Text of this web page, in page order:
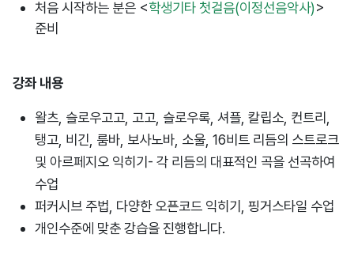
처음 시작하는 분은 <학생기타 첫걸음(이정선음악사)>
준비
강좌 내용
왈츠, 슬로우고고, 고고, 슬로우록, 셔플, 칼립소, 컨트리,
탱고, 비긴, 룸바, 보사노바, 소울, 16비트 리듬의 스트로크
및 아르페지오 익히기- 각 리듬의 대표적인 곡을 선곡하여
수업
퍼커시브 주법, 다양한 오픈코드 익히기, 핑거스타일 수업
개인수준에 맞춘 강습을 진행합니다.